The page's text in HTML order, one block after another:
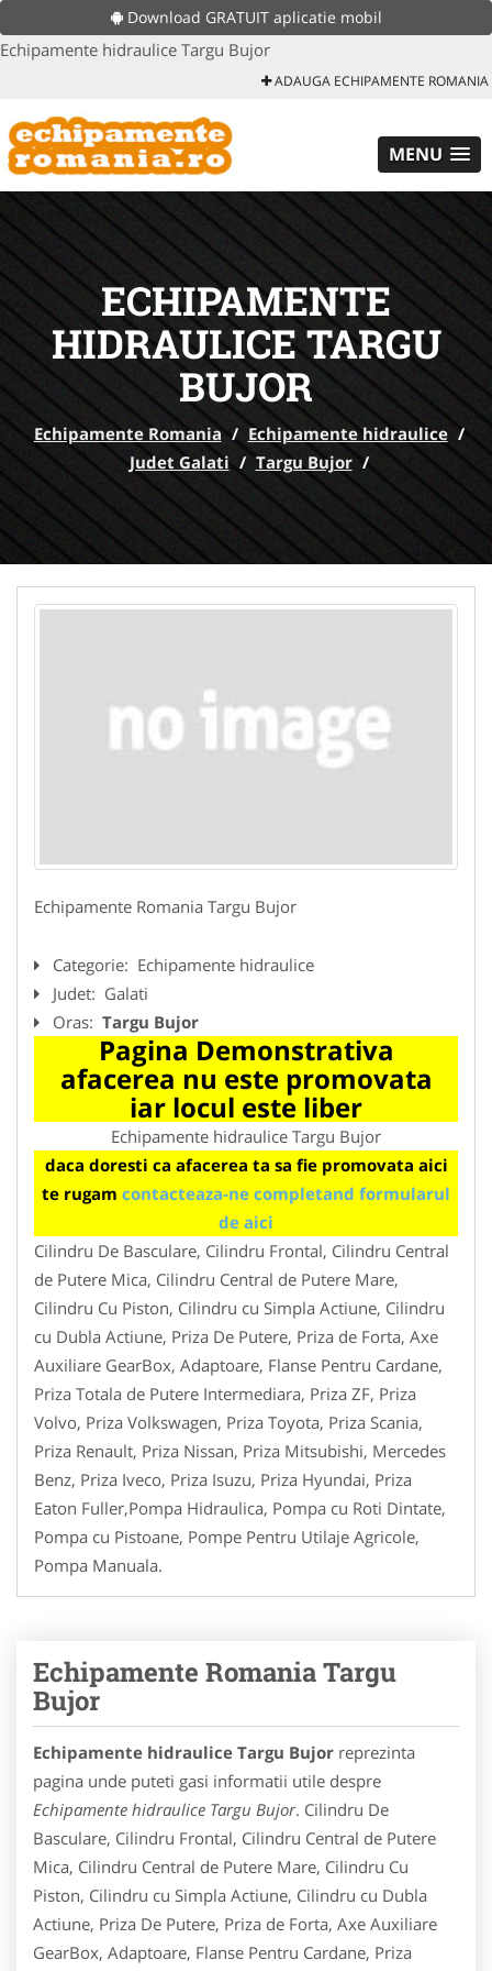
Download GRATUIT aplicatie mobil
Echipamente hidraulice Targu Bujor
ADAUGA ECHIPAMENTE ROMANIA
MENU
ECHIPAMENTE
HIDRAULICE TARGU
BUJOR
Echipamente Romania / Echipamente hidraulice /
Judet Galati / Targu Bujor /
Echipamente Romania Targu Bujor
Categorie: Echipamente hidraulice
Judet: Galati
Oras: Targu Bujor
Pagina Demonstrativa
afacerea nu este promovata
iar locul este liber
Echipamente hidraulice Targu Bujor
daca doresti ca afacerea ta sa fie promovata aici
te rugam contacteaza-ne completand formularul
de aici
Cilindru De Basculare, Cilindru Frontal, Cilindru Central
de Putere Mica, Cilindru Central de Putere Mare,
Cilindru Cu Piston, Cilindru cu Simpla Actiune, Cilindru
cu Dubla Actiune, Priza De Putere, Priza de Forta, Axe
Auxiliare GearBox, Adaptoare, Flanse Pentru Cardane,
Priza Totala de Putere Intermediara, Priza ZF, Priza
Volvo, Priza Volkswagen, Priza Toyota, Priza Scania,
Priza Renault, Priza Nissan, Priza Mitsubishi, Mercedes
Benz, Priza Iveco, Priza Isuzu, Priza Hyundai, Priza
Eaton Fuller,Pompa Hidraulica, Pompa cu Roti Dintate,
Pompa cu Pistoane, Pompe Pentru Utilaje Agricole,
Pompa Manuala.
Echipamente Romania Targu
Bujor
Echipamente hidraulice Targu Bujor reprezinta
pagina unde puteti gasi informatii utile despre
Echipamente hidraulice Targu Bujor. Cilindru De
Basculare, Cilindru Frontal, Cilindru Central de Putere
Mica, Cilindru Central de Putere Mare, Cilindru Cu
Piston, Cilindru cu Simpla Actiune, Cilindru cu Dubla
Actiune, Priza De Putere, Priza de Forta, Axe Auxiliare
GearBox, Adaptoare, Flanse Pentru Cardane, Priza